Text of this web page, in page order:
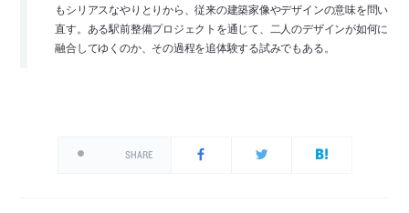
もシリアスなやりとりから、従来の建築家像やデザインの意味を問い
直す。ある駅前整備プロジェクトを通じて、二人のデザインが如何に
融合してゆくのか、その過程を追体験する試みでもある。
SHARE